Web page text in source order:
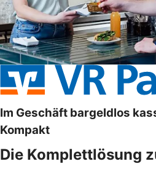
Im Geschäft bargeldlos
Kompakt
Die Komplettlösung